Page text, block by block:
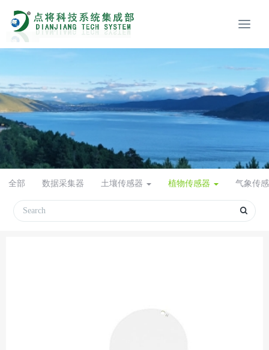
全部 数据采集器 土壤传感器 植物传感器 气象传